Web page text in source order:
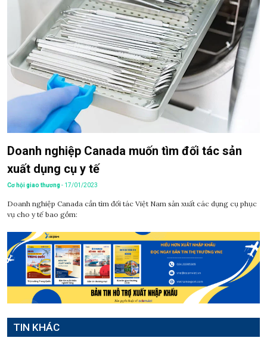
Doanh nghiệp Canada muốn tìm đối tác sản
xuất dụng cụ y tế
Cơ hội giao thương- 17/01/2023
Doanh nghiệp Canada cần tìm đối tác Việt Nam sản xuất các dụng cụ phục
vụ cho y tế bao gồm:
TIN KHÁC